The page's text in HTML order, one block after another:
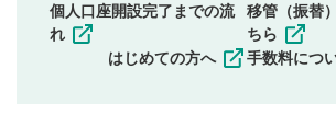
その他当社が不適切と判断した
一度投稿した評価およびコメントの変
個人口座開設完了までの流
れ
はじめての方へ
移管（振替
ちら
手数料につ